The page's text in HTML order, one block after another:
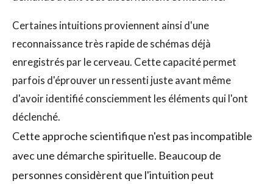
Certaines intuitions proviennent ainsi d'une
reconnaissance très rapide de schémas déjà
enregistrés par le cerveau. Cette capacité permet
parfois d'éprouver un ressenti juste avant même
d'avoir identifié consciemment les éléments qui l'ont
déclenché.
Cette approche scientifique n'est pas incompatible
avec une démarche spirituelle. Beaucoup de
personnes considèrent que l'intuition peut